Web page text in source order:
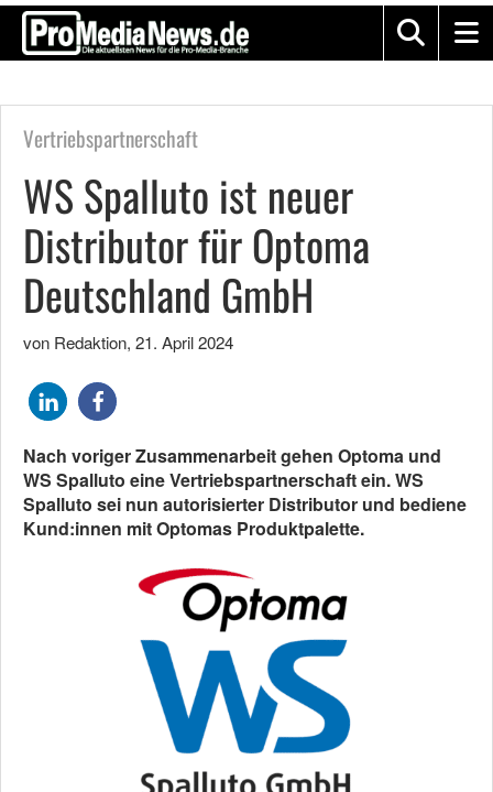
Vertriebspartnerschaft
WS Spalluto ist neuer
Distributor für Optoma
Deutschland GmbH
von Redaktion, 21. April 2024
Nach voriger Zusammenarbeit gehen Optoma und
WS Spalluto eine Vertriebspartnerschaft ein. WS
Spalluto sei nun autorisierter Distributor und bediene
Kund:innen mit Optomas Produktpalette.